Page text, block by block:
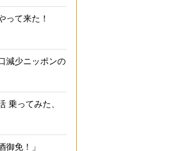
って来た！
減少ニッポンの
乗ってみた、
御免！」